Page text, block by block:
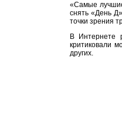
«Самые
снять «День
точки зрения
В Интернете
критиковали
других.